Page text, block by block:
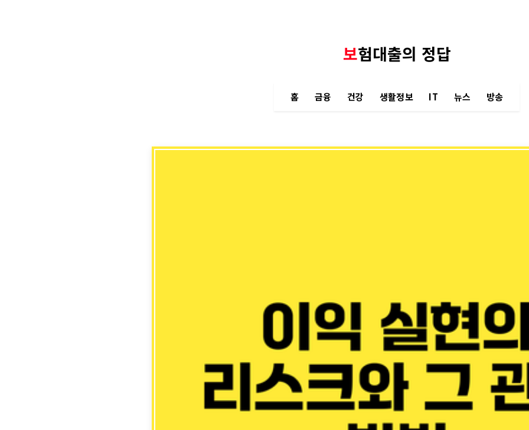
보험대출의 정답
홈 금융 건강 생활정보 IT 뉴스 방송